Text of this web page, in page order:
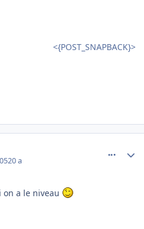
<{POST_SNAPBACK}>
20 a
on a le niveau